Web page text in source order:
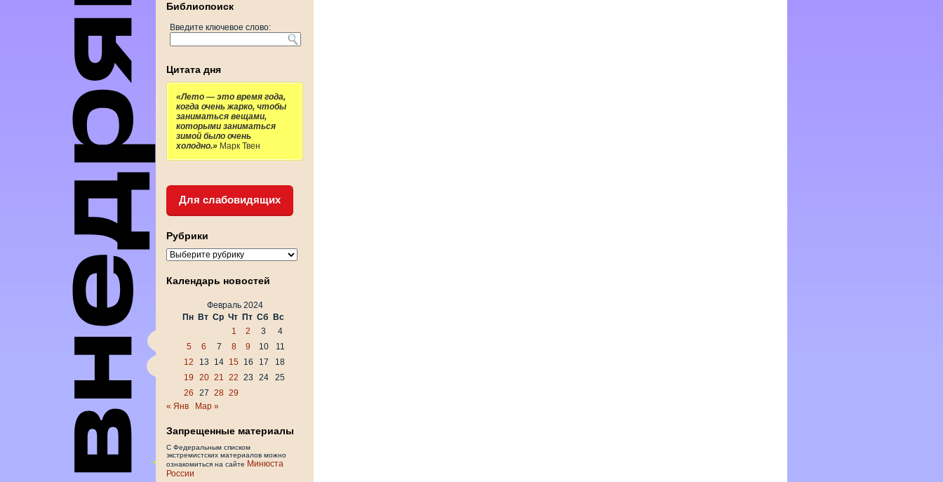
Библиопоиск
Введите ключевое слово:
Цитата дня
«Лето — это время года,
когда очень жарко, чтобы
заниматься вещами,
которыми заниматься
зимой было очень
холодно.» Марк Твен
Для слабовидящих
Рубрики
Рубрики
Календарь новостей
Февраль 2024
Пн Вт Ср Чт Пт Сб
Вс
1
2 3
4
5
6 7 8 9 10
11
12
13 14 15 16 17
18
19
20 21 22 23 24
25
26
27 28 29
« Янв
Мар »
Запрещенные материалы
С Федеральным списком
экстремистских материалов можно
ознакомиться на сайте Минюста
России